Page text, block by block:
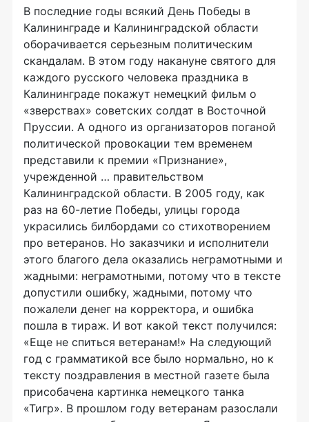
В последние годы всякий День Победы в
Калининграде и Калининградской области
оборачивается серьезным политическим
скандалам. В этом году накануне святого для
каждого русского человека праздника в
Калининграде покажут немецкий фильм о
«зверствах» советских солдат в Восточной
Пруссии. А одного из организаторов поганой
политической провокации тем временем
представили к премии «Признание»,
учрежденной … правительством
Калининградской области. В 2005 году, как
раз на 60-летие Победы, улицы города
украсились билбордами со стихотворением
про ветеранов. Но заказчики и исполнители
этого благого дела оказались неграмотными и
жадными: неграмотными, потому что в тексте
допустили ошибку, жадными, потому что
пожалели денег на корректора, и ошибка
пошла в тираж. И вот какой текст получился:
«Еще не спиться ветеранам!» На следующий
год с грамматикой все было нормально, но к
тексту поздравления в местной газете была
присобачена картинка немецкого танка
«Тигр». В прошлом году ветеранам разослали